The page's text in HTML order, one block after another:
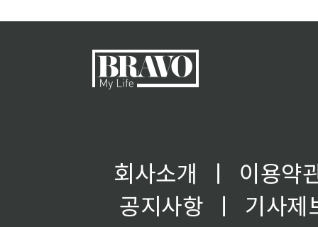
회사소개 ㅣ
이용약
공지사항
ㅣ
기사제